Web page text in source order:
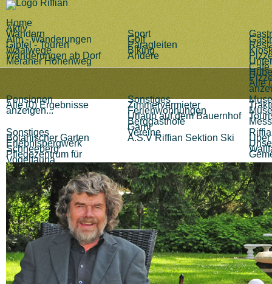
Home
Aktiv
Wandern
Alm - Wanderungen
Gipfel - Touren
Waalwege
Wanderungen ab Dorf
Meraner Höhenweg
Sport
Golf
Paragleiten
Biking
Andere
Cafe
Alle
Pensionen
Alle (0) Ergebnisse
anzeigen...
Sonstiges
Zimmervermieter
Ferienwohnungen
Urlaub auf dem Bauernhof
Berggasthöfe
Garni
Sonstiges
Botanischer Garten
Erlebnisbergwerk
Schneeberg
Pflegezentrum für
Vogelfauna
Vereine
A.S.V Riffian Sektion Ski